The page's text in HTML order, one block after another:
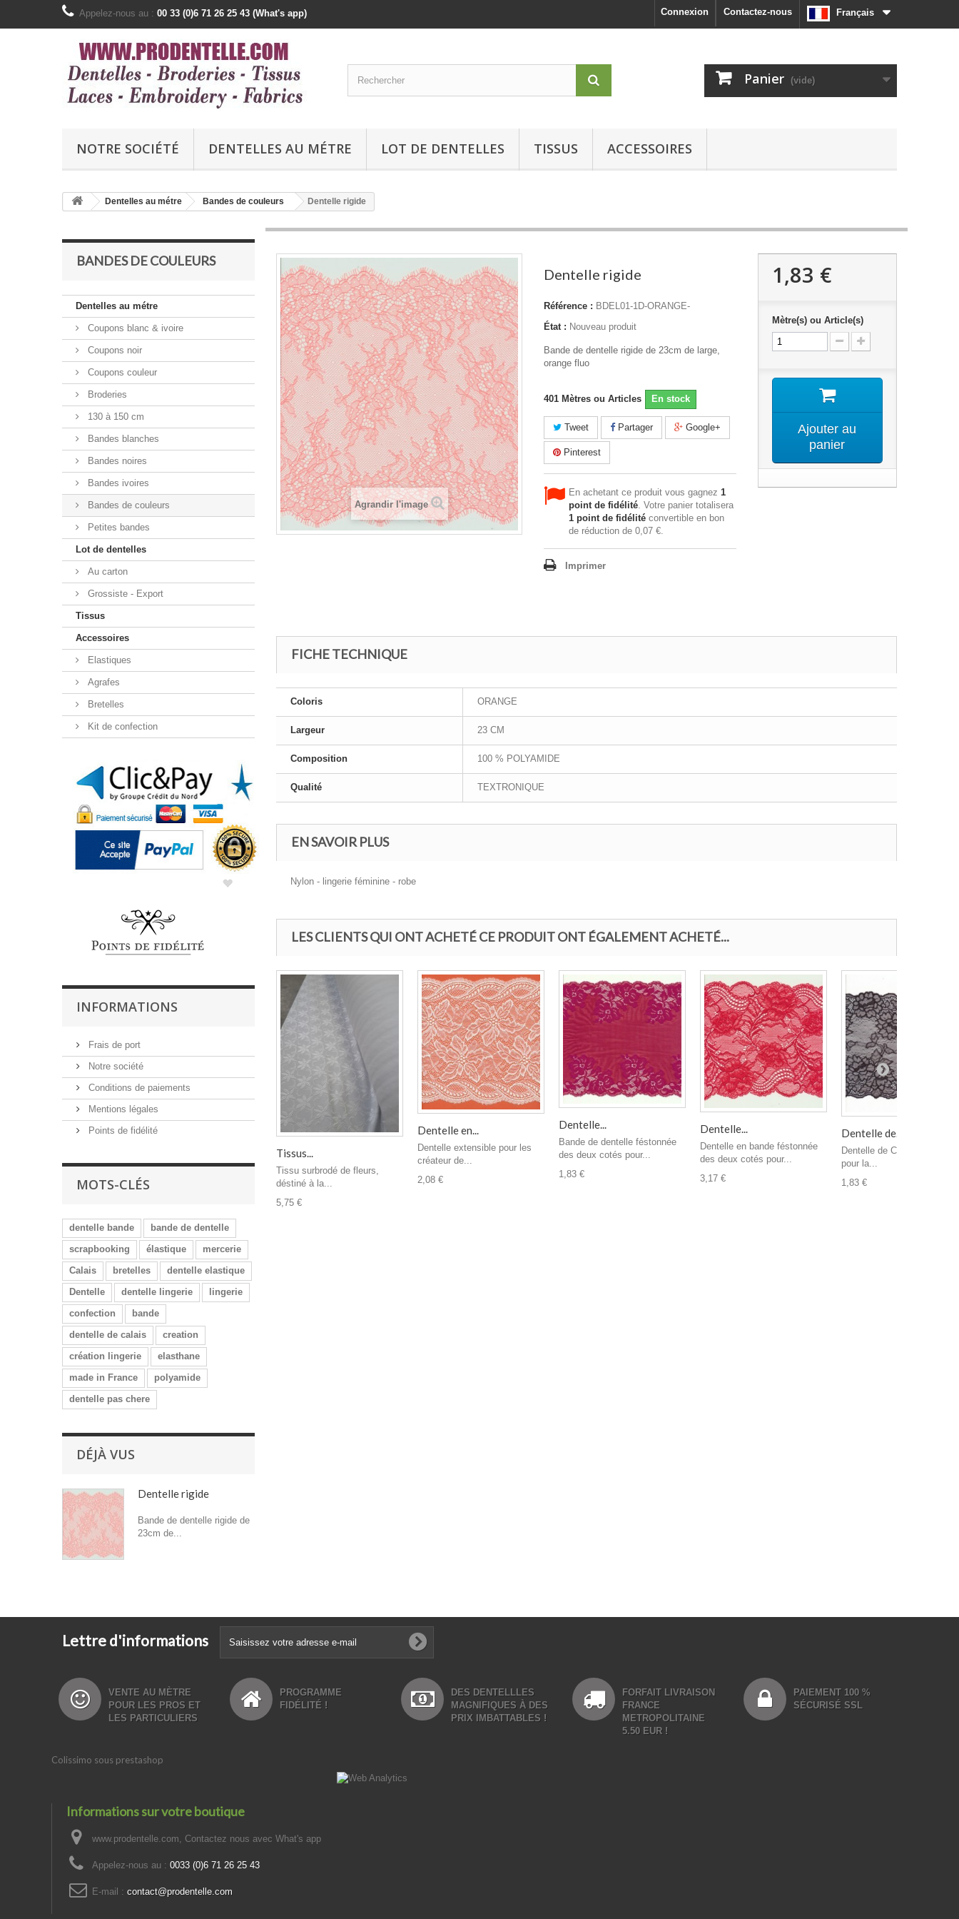
Français
Contactez-nous
Appelez-nous au : 00 33 (0)6 71 26 25 43 (What's app) Connexion
Panier (vide)
NOTRE SOCIÉTÉ DENTELLES AU MÉTRE LOT DE DENTELLES TISSUS ACCESSOIRES
Dentelles au métre Bandes de couleurs Dentelle rigide
BANDES DE COULEURS
Dentelles au métre
Coupons blanc & ivoire
Coupons noir
Coupons couleur
Broderies
130 à 150 cm
Bandes blanches
Bandes noires
Bandes ivoires
Bandes de couleurs
Petites bandes
Lot de dentelles
Au carton
Grossiste - Export
Tissus
Accessoires
Elastiques
Agrafes
Bretelles
Kit de confection
INFORMATIONS
Frais de port
Notre société
Conditions de paiements
Mentions légales
Points de fidélité
MOTS-CLÉS
dentelle bande
bande de dentelle
scrapbooking
élastique
mercerie
Calais
bretelles
dentelle elastique
Dentelle
dentelle lingerie
lingerie
confection
bande
dentelle de calais
creation
création lingerie
elasthane
made in France
polyamide
dentelle pas chere
DÉJÀ VUS
Dentelle rigide
Bande de dentelle rigide de
23cm de...
Agrandir l'image
Dentelle rigide
Référence : BDEL01-1D-ORANGE-
État : Nouveau produit
Bande de dentelle rigide de 23cm de large,
orange fluo
401 Mètres ou Articles En stock
Tweet Partager Google+
Pinterest
En achetant ce produit vous gagnez 1
point de fidélité. Votre panier totalisera
1 point de fidélité convertible en bon
de réduction de 0,07 €.
Imprimer
1,83 €
Mètre(s) ou Article(s)
Ajouter au
panier
FICHE TECHNIQUE
Coloris ORANGE
Largeur 23 CM
Composition 100 % POLYAMIDE
Qualité TEXTRONIQUE
EN SAVOIR PLUS
Nylon - lingerie féminine - robe
LES CLIENTS QUI ONT ACHETÉ CE PRODUIT ONT ÉGALEMENT ACHETÉ...
Tissus...
Tissu surbrodé de fleurs,
déstiné à la...
5,75 €
Dentelle en...
Dentelle extensible pour les
créateur de...
2,08 €
Dentelle...
Bande de dentelle féstonnée
des deux cotés pour...
1,83 €
Dentelle...
Dentelle en bande féstonnée
des deux cotés pour...
3,17 €
Dentelle de...
Dentelle de Calais élastique
pour la...
1,83 €
Lettre d'informations
VENTE AU MÈTRE
POUR LES PROS ET
LES PARTICULIERS
PROGRAMME
FIDÉLITÉ !
DES DENTELLLES
MAGNIFIQUES À DES
PRIX IMBATTABLES !
FORFAIT LIVRAISON
FRANCE
METROPOLITAINE
5.50 EUR !
PAIEMENT 100 %
SÉCURISÉ SSL
Colissimo sous prestashop
Informations sur votre boutique
www.prodentelle.com, Contactez nous avec What's app
Appelez-nous au : 0033 (0)6 71 26 25 43
E-mail : contact@prodentelle.com